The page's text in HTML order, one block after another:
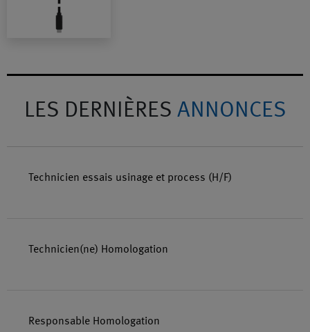
LES DERNIÈRES ANNONCES
Technicien essais usinage et process (H/F)
Technicien(ne) Homologation
Responsable Homologation